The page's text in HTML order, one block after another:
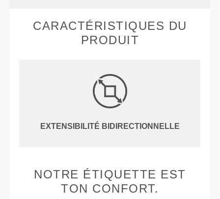
CARACTÉRISTIQUES DU
PRODUIT
EXTENSIBILITÉ BIDIRECTIONNELLE
NOTRE ÉTIQUETTE EST
TON CONFORT.